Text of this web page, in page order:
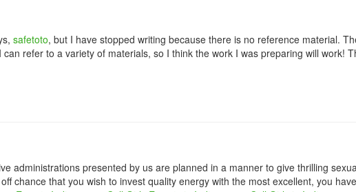
safetoto, but I have stopped writing because there is no reference material.
refer to a variety of materials, so I think the work I was preparing will work!
administrations presented by us are planned in a manner to give thrilling
chance that you wish to invest quality energy with the most excellent, you have